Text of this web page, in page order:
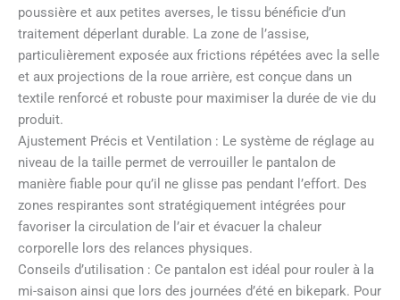
poussière et aux petites averses, le tissu bénéficie d’un
traitement déperlant durable. La zone de l’assise,
particulièrement exposée aux frictions répétées avec la selle
et aux projections de la roue arrière, est conçue dans un
textile renforcé et robuste pour maximiser la durée de vie du
produit.
Ajustement Précis et Ventilation : Le système de réglage au
niveau de la taille permet de verrouiller le pantalon de
manière fiable pour qu’il ne glisse pas pendant l’effort. Des
zones respirantes sont stratégiquement intégrées pour
favoriser la circulation de l’air et évacuer la chaleur
corporelle lors des relances physiques.
Conseils d’utilisation : Ce pantalon est idéal pour rouler à la
mi-saison ainsi que lors des journées d’été en bikepark. Pour